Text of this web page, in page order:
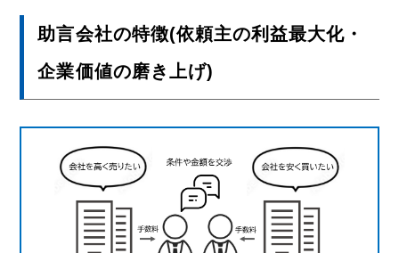
助言会社の特徴(依頼主の利益最大化・
企業価値の磨き上げ)